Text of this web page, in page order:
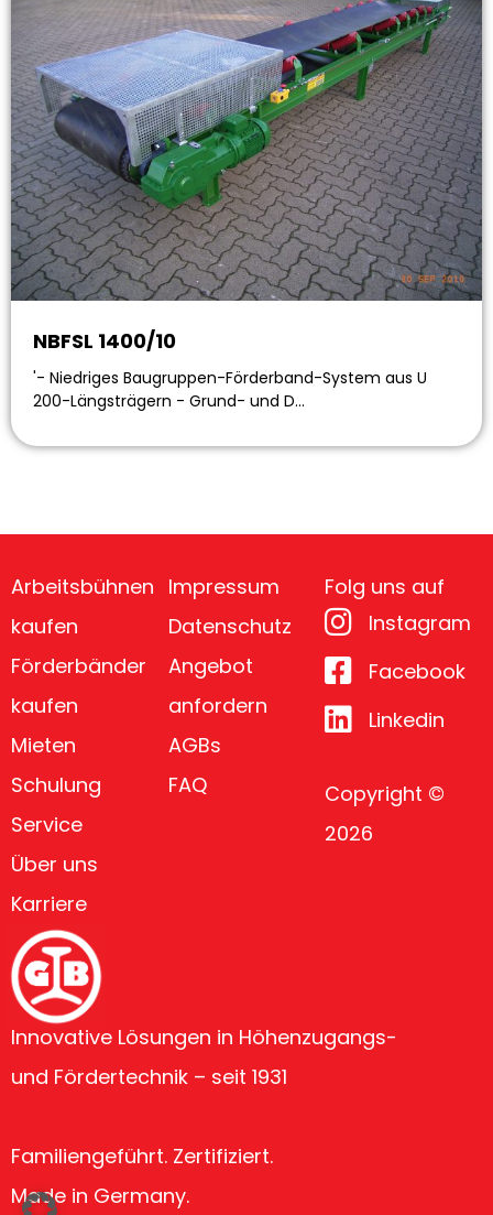
NBFSL 1400/10
'- Niedriges Baugruppen-Förderband-System aus U
200-Längsträgern - Grund- und D…
Innovative Lösungen in Höhenzugangs-
und Fördertechnik – seit 1931
Familiengeführt. Zertifiziert.
Made in Germany.
Arbeitsbühnen
kaufen
Förderbänder
kaufen
Mieten
Schulung
Service
Über uns
Karriere
Impressum
Datenschutz
Angebot
anfordern
AGBs
FAQ
Folg uns auf
Instagram
Facebook
Linkedin
Copyright ©
2026